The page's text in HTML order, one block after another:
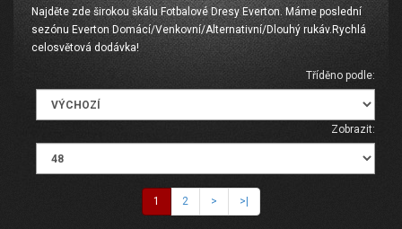
Najděte zde širokou škálu Fotbalové Dresy Everton. Máme poslední
sezónu Everton Domácí/Venkovní/Alternativní/Dlouhý rukáv.Rychlá
celosvětová dodávka!
Tříděno podle:
Zobrazit:
1 2 > >|